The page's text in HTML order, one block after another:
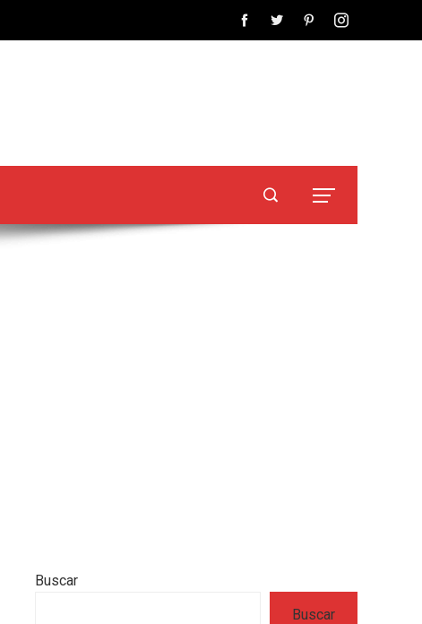
Buscar
Buscar